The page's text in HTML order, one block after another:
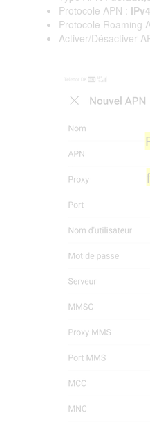
Protocole APN : IPv4
Protocole Roaming
Activer/Désactiver